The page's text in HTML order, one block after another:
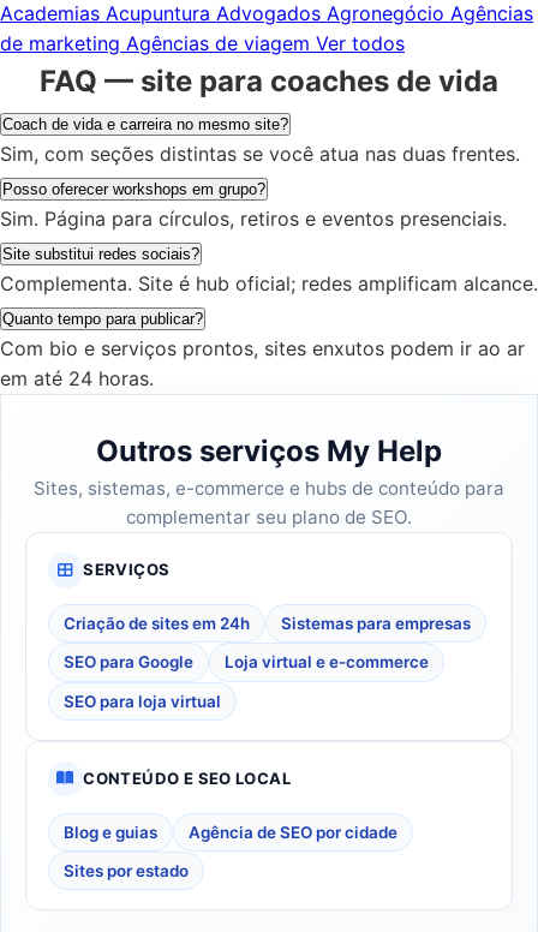
Academias Acupuntura Advogados Agronegócio Agências
de marketing Agências de viagem Ver todos
FAQ — site para coaches de vida
Coach de vida e carreira no mesmo site?
Sim, com seções distintas se você atua nas duas frentes.
Posso oferecer workshops em grupo?
Sim. Página para círculos, retiros e eventos presenciais.
Site substitui redes sociais?
Complementa. Site é hub oficial; redes amplificam alcance.
Quanto tempo para publicar?
Com bio e serviços prontos, sites enxutos podem ir ao ar
em até 24 horas.
Outros serviços My Help
Sites, sistemas, e-commerce e hubs de conteúdo para
complementar seu plano de SEO.
SERVIÇOS
Criação de sites em 24h Sistemas para empresas
SEO para Google Loja virtual e e-commerce
SEO para loja virtual
CONTEÚDO E SEO LOCAL
Blog e guias Agência de SEO por cidade
Sites por estado